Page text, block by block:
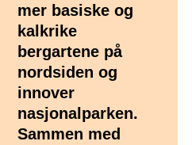
mer basiske og
kalkrike
bergartene på
nordsiden og
innover
nasjonalparken.
Sammen med